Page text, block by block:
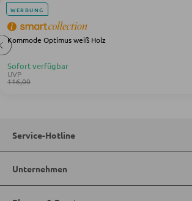
Schwebetürenschränke
Schmink- und Kosmetikspiegel
Badspiegel
WERBUNG
Kommode Optimus weiß Holz
Sofort verfügbar
UVP
116,00
Service-Hotline
Unternehmen